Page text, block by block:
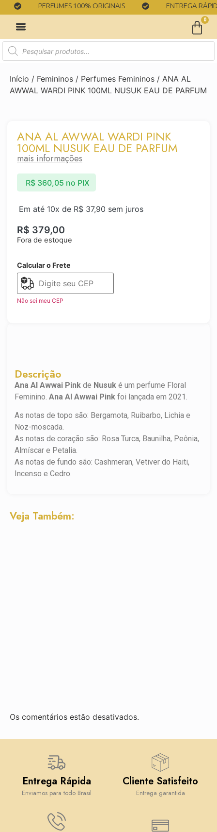
PERFUMES 100% ORIGINAIS ENTREGA RÁPIDA
0
Início / Femininos / Perfumes Femininos / ANA AL
AWWAL WARDI PINK 100ML NUSUK EAU DE PARFUM
Descrição
Ana Al Awwai Pink de Nusuk é um perfume Floral
Feminino. Ana Al Awwai Pink foi lançada em 2021.
As notas de topo são: Bergamota, Ruibarbo, Lichia e
Noz-moscada.
As notas de coração são: Rosa Turca, Baunilha, Peônia,
Almíscar e Petalia.
As notas de fundo são: Cashmeran, Vetiver do Haiti,
Incenso e Cedro.
ANA AL AWWAL WARDI PINK
100ML NUSUK EAU DE PARFUM
mais informações
R$ 379,00
Em até 10x de R$ 37,90 sem juros
R$360,05 no PIX
Fora de estoque
Calcular o Frete
Não sei meu CEP
Veja Também:
Os comentários estão desativados.
Entrega Rápida
Enviamos para todo Brasil
Cliente Satisfeito
Entrega garantida